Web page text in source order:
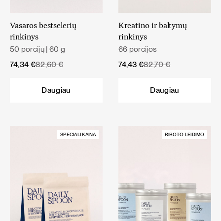
Vasaros bestselerių
rinkinys
50 porcijų | 60 g
82,60€
Original
74,34 €
Current
Daugiau
Kreatino ir baltymų
rinkinys
66 porcijos
82,70€
Original
74,43 €
Current
Daugiau
SPECIALI KAINA RIBOTO LEIDIMO